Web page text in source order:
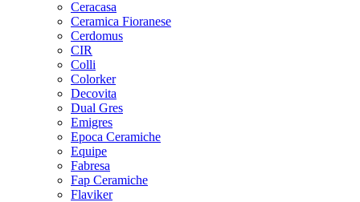
Ceracasa
Ceramica Fioranese
Cerdomus
CIR
Colli
Colorker
Decovita
Dual Gres
Emigres
Epoca Ceramiche
Equipe
Fabresa
Fap Ceramiche
Flaviker